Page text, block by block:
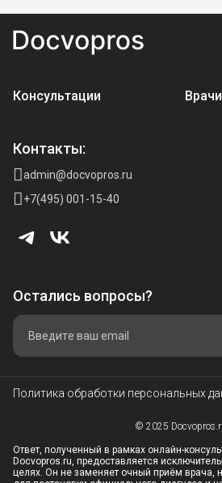
Консультации Врачи
Контакты:
admin@docvopros.ru
+7(495) 001-15-40
Остались вопросы?
Политика обработки персональных
© 2025
Ответ, полученный в рамках онлайн-
Docvopros.ru, предоставляется
целях. Он не заменяет очный приём врача,